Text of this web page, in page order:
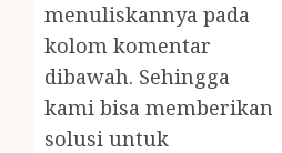
menuliskannya pada
kolom komentar
dibawah. Sehingga
kami bisa memberikan
solusi untuk